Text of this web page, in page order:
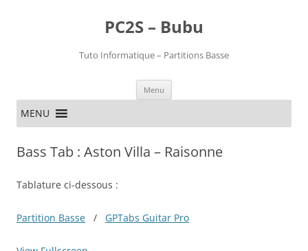
PC2S – Bubu
Tuto Informatique – Partitions Basse
Menu
contenu
MENU
Bass Tab : Aston Villa – Raisonne
Tablature ci-dessous :
Partition Basse / GPTabs Guitar Pro